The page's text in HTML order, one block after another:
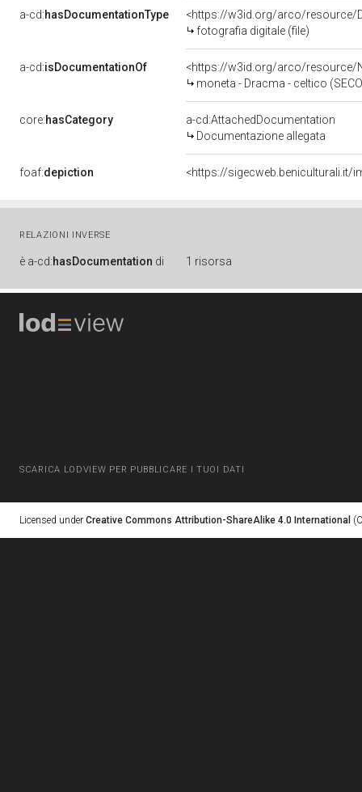
a-cd:hasDocumentationType
<https://w3id.org/arco/resource/
fotografia digitale (file)
a-cd:isDocumentationOf
<https://w3id.org/arco/resource/
moneta - Dracma - celtico
core:hasCategory
a-cd:AttachedDocumentation
Documentazione allegata
foaf:depiction <https://sigecweb.beniculturali.it/
RELAZIONI INVERSE
è a-cd:hasDocumentation di 1 risorsa
SCARICA LODVIEW PER PUBBLICARE I TUOI DATI
Licensed under Creative Commons Attribution-ShareAlike 4.0 International